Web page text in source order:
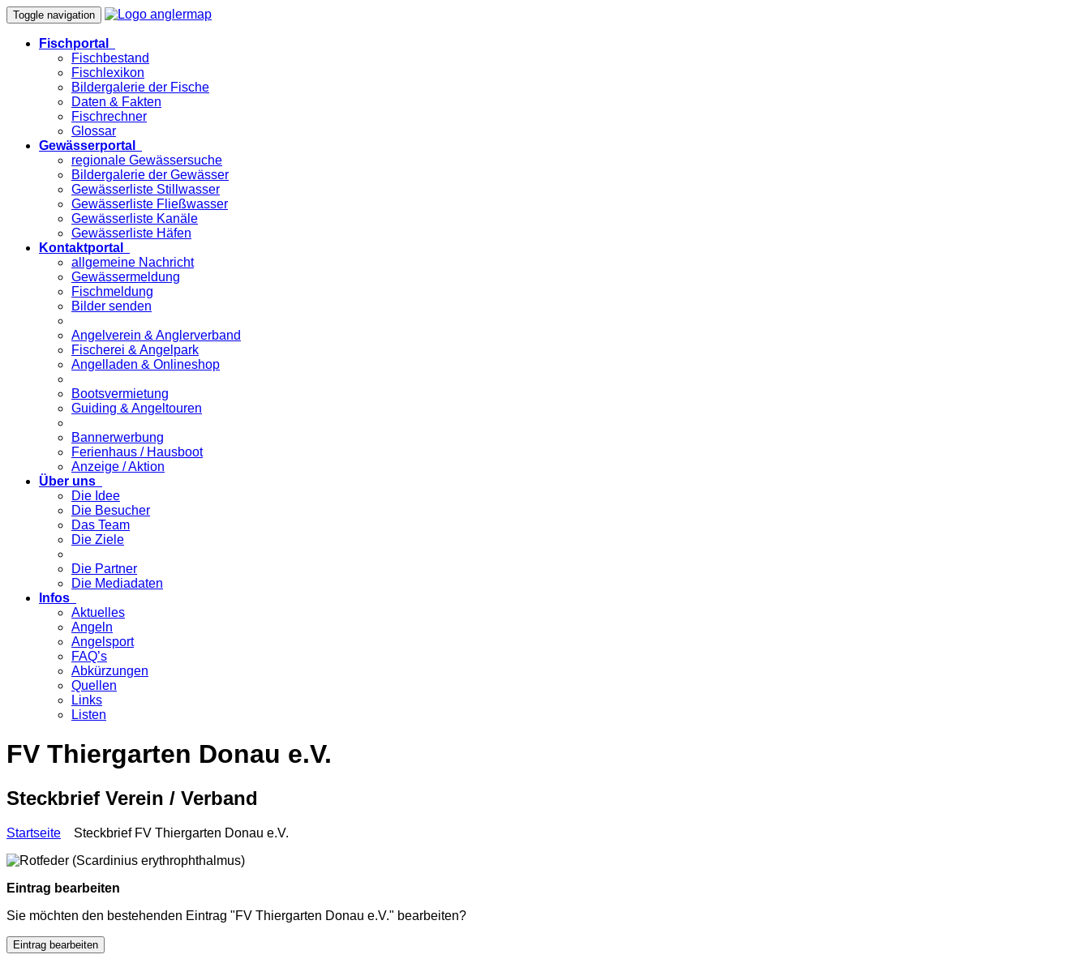
Toggle navigation
Fischportal
Fischbestand
Fischlexikon
Bildergalerie der Fische
Daten & Fakten
Fischrechner
Glossar
Gewässerportal
regionale Gewässersuche
Bildergalerie der Gewässer
Gewässerliste Stillwasser
Gewässerliste Fließwasser
Gewässerliste Kanäle
Gewässerliste Häfen
Kontaktportal
allgemeine Nachricht
Gewässermeldung
Fischmeldung
Bilder senden
Angelverein & Anglerverband
Fischerei & Angelpark
Angelladen & Onlineshop
Bootsvermietung
Guiding & Angeltouren
Bannerwerbung
Ferienhaus / Hausboot
Anzeige / Aktion
Über uns
Die Idee
Die Besucher
Das Team
Die Ziele
Die Partner
Die Mediadaten
Infos
Aktuelles
Angeln
Angelsport
FAQ’s
Abkürzungen
Quellen
Links
Listen
FV Thiergarten Donau e.V.
Steckbrief Verein / Verband
Startseite Steckbrief FV Thiergarten Donau e.V.
Eintrag bearbeiten
Sie möchten den bestehenden Eintrag "FV Thiergarten Donau e.V." bearbeiten?
Eintrag bearbeiten